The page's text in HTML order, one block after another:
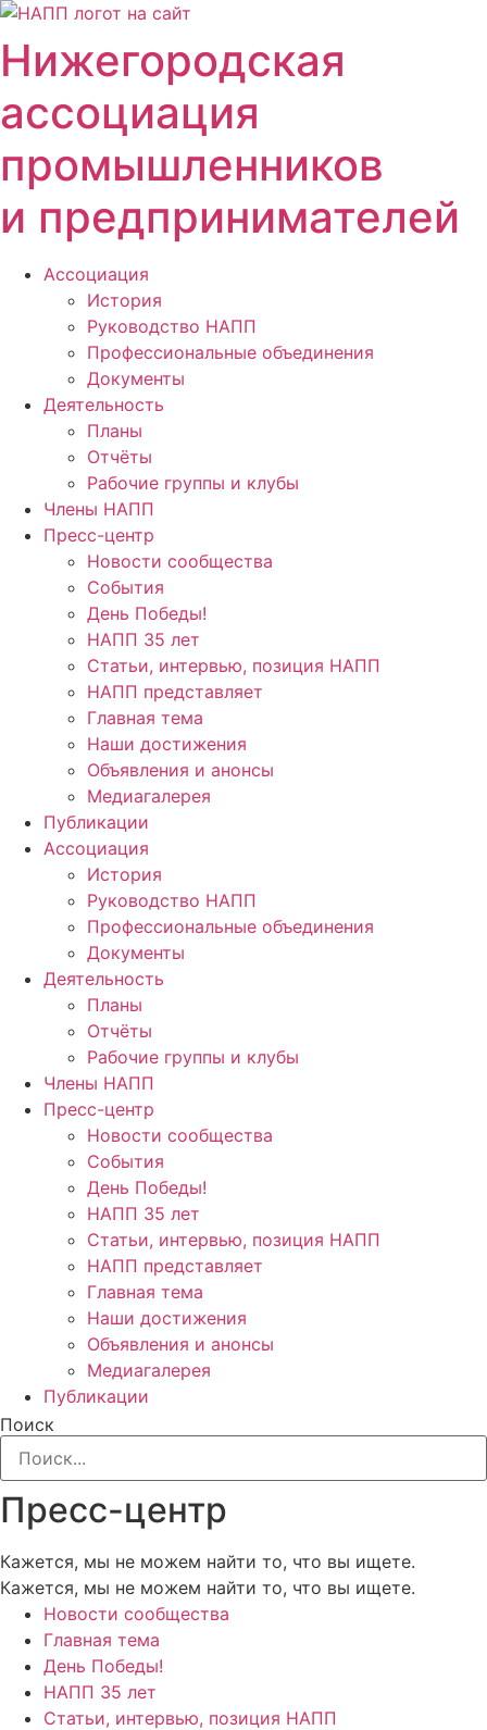
Перейти
содержимому
Нижегородская
ассоциация
промышленников
и предпринимателей
Ассоциация
История
Руководство НАПП
Профессиональные объединения
Документы
Деятельность
Планы
Отчёты
Рабочие группы и клубы
Члены НАПП
Пресс-центр
Новости сообщества
События
День Победы!
НАПП 35 лет
Статьи, интервью, позиция НАПП
НАПП представляет
Главная тема
Наши достижения
Объявления и анонсы
Медиагалерея
Публикации
Ассоциация
История
Руководство НАПП
Профессиональные объединения
Документы
Деятельность
Планы
Отчёты
Рабочие группы и клубы
Члены НАПП
Пресс-центр
Новости сообщества
События
День Победы!
НАПП 35 лет
Статьи, интервью, позиция НАПП
НАПП представляет
Главная тема
Наши достижения
Объявления и анонсы
Медиагалерея
Публикации
Поиск
Пресс-центр
Кажется, мы не можем найти то, что вы ищете.
Кажется, мы не можем найти то, что вы ищете.
Новости сообщества
Главная тема
День Победы!
НАПП 35 лет
Статьи, интервью, позиция НАПП